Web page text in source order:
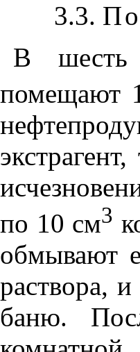
3.3.
В шесть
помещают
по 10 см3
обмывают
раствора,
баню.